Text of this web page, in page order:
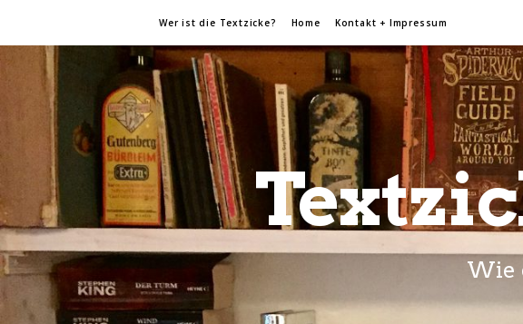
Wer ist die Textzicke? Home Kontakt + Impressum
Wie